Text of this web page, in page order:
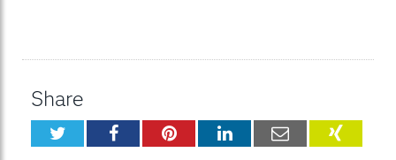
Share
TwitterFacebookPinterestLinkedInEmail